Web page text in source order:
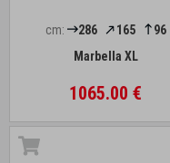
cm: 286 165
96
Marbella XL
1065.00 €